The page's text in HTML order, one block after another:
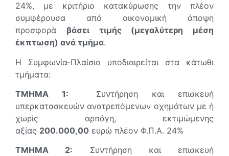
24%, με κριτήριο κατακύρωσης την πλέον
συμφέρουσα από οικονομική άποψη
προσφορά βάσει τιμής (μεγαλύτερη μέση
έκπτωση) ανά τμήμα.
Η Συμφωνία-Πλαίσιο υποδιαιρείται στα κάτωθι
τμήματα:
ΤΜΗΜΑ 1: Συντήρηση και επισκευή
υπερκατασκευών ανατρεπόμενων οχημάτων με ή
χωρίς αρπάγη, εκτιμώμενης
αξίας 200.000,00 ευρώ πλέον Φ.Π.Α. 24%
ΤΜΗΜΑ 2: Συντήρηση και επισκευή